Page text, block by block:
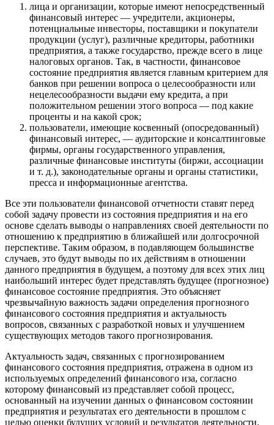
лица и организации, которые имеют непосредственный
финансовый интерес — учредители, акционеры,
потенциальные инвесторы, поставщики и покупатели
продукции (услуг), различные кредиторы, работники
предприятия, а также государство, прежде всего в лице
налоговых органов. Так, в частности, финансовое
состояние предприятия является главным критерием для
банков при решении вопроса о целесообразности или
нецелесообразности выдачи ему кредита, а при
положительном решении этого вопроса — под какие
проценты и на какой срок;
пользователи, имеющие косвенный (опосредованный)
финансовый интерес, — аудиторские и консалтинговые
фирмы, органы государственного управления,
различные финансовые институты (биржи, ассоциации
и т. д.), законодательные органы и органы статистики,
пресса и информационные агентства.
Все эти пользователи финансовой отчетности ставят перед
собой задачу провести из состояния предприятия и на его
основе сделать выводы о направлениях своей деятельности по
отношению к предприятию в ближайшей или долгосрочной
перспективе. Таким образом, в подавляющем большинстве
случаев, это будут выводы по их действиям в отношении
данного предприятия в будущем, а поэтому для всех этих лиц
наибольший интерес будет представлять будущее (прогнозное)
финансовое состояние предприятия. Это объясняет
чрезвычайную важность задачи определения прогнозного
финансового состояния предприятия и актуальность
вопросов, связанных с разработкой новых и улучшением
существующих методов такого прогнозирования.
Актуальность задач, связанных с прогнозированием
финансового состояния предприятия, отражена в одном из
используемых определений финансового иза, согласно
которому финансовый из представляет собой процесс,
основанный на изучении данных о финансовом состоянии
предприятия и результатах его деятельности в прошлом с
целью оценки будущих условий и результатов деятельности.